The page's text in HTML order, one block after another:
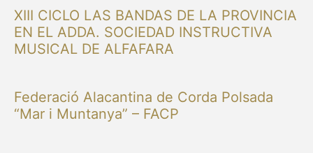
XIII CICLO LAS BANDAS DE LA PROVINCIA
EN EL ADDA. SOCIEDAD INSTRUCTIVA
MUSICAL DE ALFAFARA
Federació Alacantina de Corda Polsada
“Mar i Muntanya” – FACP